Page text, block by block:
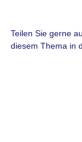
Teilen Sie gerne
diesem Thema in